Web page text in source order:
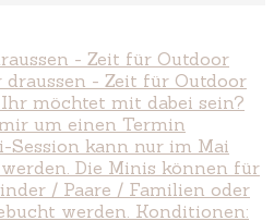
- Zeit für Outdoor